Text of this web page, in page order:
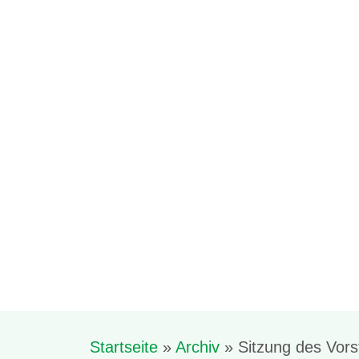
Startseite » Archiv » Sitzung des